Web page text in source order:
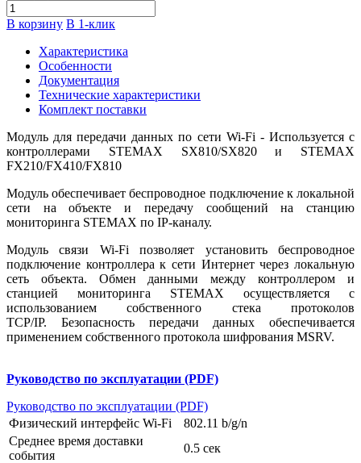
В корзину В 1-клик
Характеристика
Особенности
Документация
Технические характеристики
Комплект поставки
Модуль для передачи данных по сети Wi-Fi - Используется с
контроллерами STEMAX SX810/SX820 и STEMAX
FX210/FX410/FX810
Модуль обеспечивает беспроводное подключение к локальной
сети на объекте и передачу сообщений на станцию
мониторинга STEMAX по IP-каналу.
Модуль связи Wi-Fi позволяет установить беспроводное
подключение контроллера к сети Интернет через локальную
сеть объекта. Обмен данными между контроллером и
станцией мониторинга STEMAX осуществляется с
использованием собственного стека протоколов
TCP/IP. Безопасность передачи данных обеспечивается
применением собственного протокола шифрования MSRV.
Руководство по эксплуатации (PDF)
Руководство по эксплуатации (PDF)
Физический интерфейс Wi-Fi
802.11 b/g/n
Среднее время доставки
события
0.5 сек